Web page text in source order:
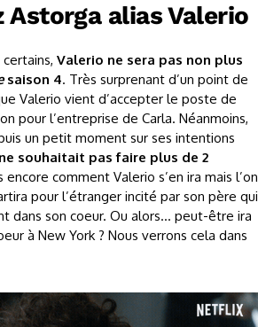
Astorga alias Valerio
Valerio ne sera pas non plus
saison 4. Très surprenant d’un point de
Valerio vient d’accepter le poste de
pour l’entreprise de Carla. Néanmoins,
un petit moment sur ses intentions
souhaitait pas faire plus de 2
encore comment Valerio s’en ira mais l’on
pour l’étranger incité par son père qui
dans son coeur. Ou alors… peut-être ira
à New York ? Nous verrons cela dans